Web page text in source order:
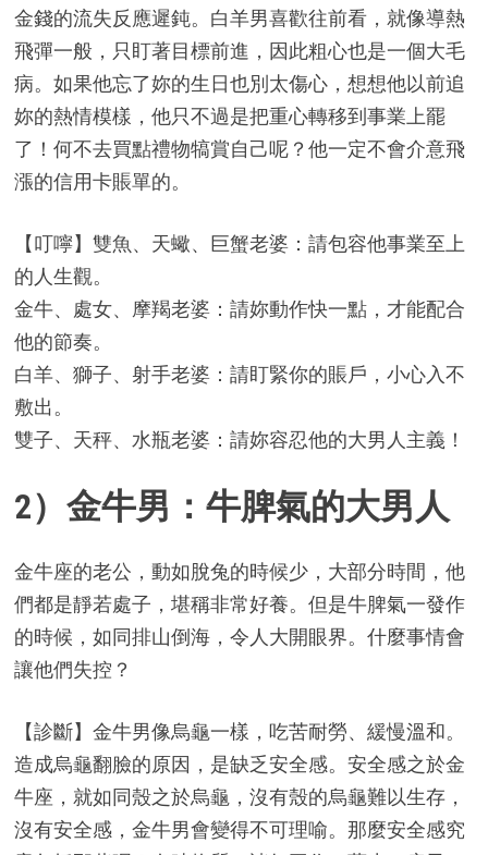
金錢的流失反應遲鈍。白羊男喜歡往前看，就像導熱
飛彈一般，只盯著目標前進，因此粗心也是一個大毛
病。如果他忘了妳的生日也別太傷心，想想他以前追
妳的熱情模樣，他只不過是把重心轉移到事業上罷
了！何不去買點禮物犒賞自己呢？他一定不會介意飛
漲的信用卡賬單的。
【叮嚀】雙魚、天蠍、巨蟹老婆：請包容他事業至上
的人生觀。
金牛、處女、摩羯老婆：請妳動作快一點，才能配合
他的節奏。
白羊、獅子、射手老婆：請盯緊你的賬戶，小心入不
敷出。
雙子、天秤、水瓶老婆：請妳容忍他的大男人主義！
2）金牛男：牛脾氣的大男人
金牛座的老公，動如脫兔的時候少，大部分時間，他
們都是靜若處子，堪稱非常好養。但是牛脾氣一發作
的時候，如同排山倒海，令人大開眼界。什麼事情會
讓他們失控？
【診斷】金牛男像烏龜一樣，吃苦耐勞、緩慢溫和。
造成烏龜翻臉的原因，是缺乏安全感。安全感之於金
牛座，就如同殼之於烏龜，沒有殼的烏龜難以生存，
沒有安全感，金牛男會變得不可理喻。那麼安全感究